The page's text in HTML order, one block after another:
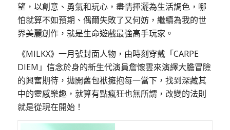
望，以創意、勇氣和玩心，盡情揮灑為生活調色，哪
怕就算不如預期、偶爾失敗了又何妨，繼續為我的世
界美麗創作，就是生命遊戲最強高手玩家。
《MILKX》一月號封面人物，由時刻穿戴「CARPE
DIEM」信念於身的新生代演員詹懷雲來演繹大膽冒險
的興奮期待，拋開舊包袱擁抱每一當下，找到深藏其
中的靈感樂趣，就算有點瘋狂也無所謂，改變的法則
就是從現在開始！